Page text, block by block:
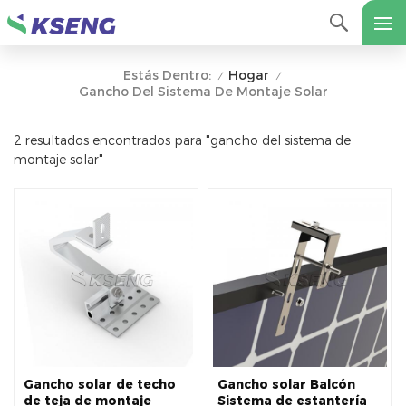
Estás Dentro: / Hogar /
Gancho Del Sistema De Montaje Solar
2 resultados encontrados para "gancho del sistema de
montaje solar"
Gancho solar de techo
de teja de montaje
Gancho solar Balcón
Sistema de estantería